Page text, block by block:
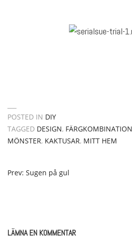
POSTED IN DIY
TAGGED DESIGN, FÄRGKOMBINATION
MÖNSTER, KAKTUSAR, MITT HEM
POST
Prev: Sugen på gul
LÄMNA EN KOMMENTAR